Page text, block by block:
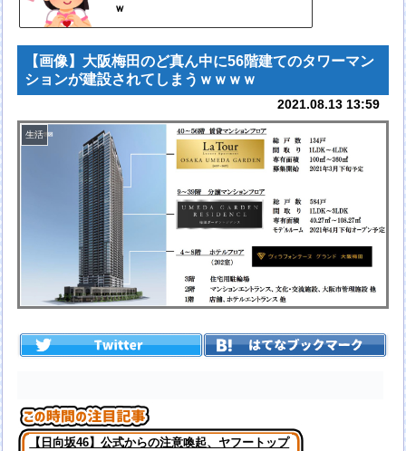
ｗ
【画像】大阪梅田のど真ん中に56階建てのタワーマン
ションが建設されてしまうｗｗｗｗ
2021.08.13 13:59
生活
【日向坂46】公式からの注意喚起、ヤフートップ